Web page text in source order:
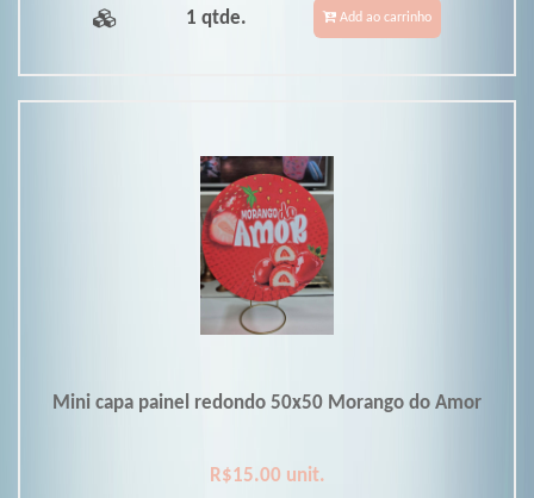
1 qtde. Add ao carrinho
Mini capa painel redondo 50x50 Morango do Amor
R$15.00 unit.